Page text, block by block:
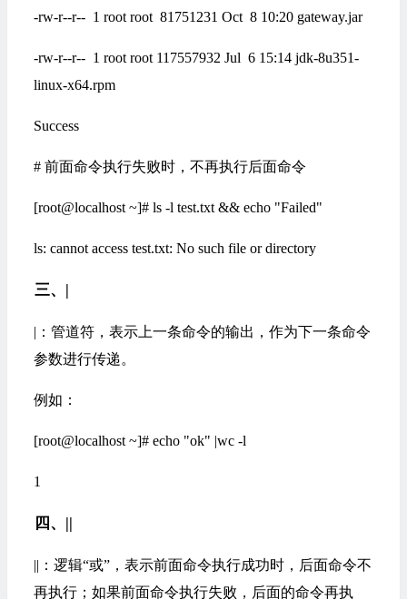
-rw-r--r-- 1 root root 81751231 Oct 8 10:20 gateway.jar
-rw-r--r-- 1 root root 117557932 Jul 6 15:14 jdk-8u351-
linux-x64.rpm
Success
# 前面命令执行失败时，不再执行后面命令
[root@localhost ~]# ls -l test.txt && echo "Failed"
ls: cannot access test.txt: No such file or directory
三、|
|：管道符，表示上一条命令的输出，作为下一条命令
参数进行传递。
例如：
[root@localhost ~]# echo "ok" |wc -l
1
四、||
||：逻辑“或”，表示前面命令执行成功时，后面命令不
再执行；如果前面命令执行失败，后面的命令再执